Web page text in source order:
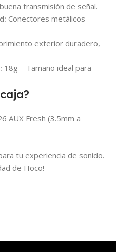
transmisión de señal.
Conectores metálicos
exterior duradero,
18g – Tamaño ideal para
AUX Fresh (3.5mm a
tu experiencia de sonido.
de Hoco!